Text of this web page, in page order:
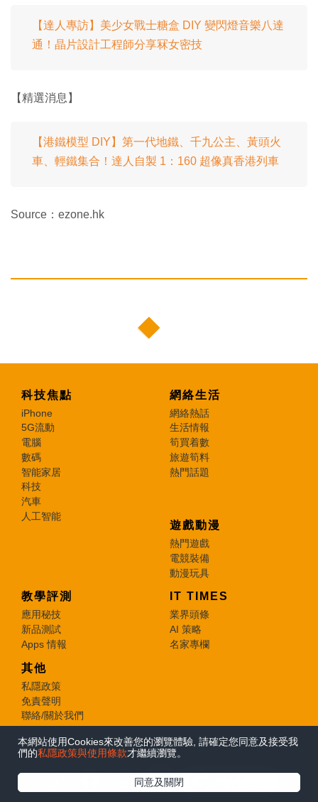
【達人專訪】美少女戰士糖盒 DIY 變閃燈音樂八達
通！晶片設計工程師分享冧女密技
【精選消息】
【港鐵模型 DIY】第一代地鐵、千九公主、黃頭火
車、輕鐵集合！達人自製 1：160 超像真香港列車
Source：ezone.hk
科技焦點
iPhone
5G流動
電腦
數碼
智能家居
科技
汽車
人工智能
網絡生活
網絡熱話
生活情報
筍買着數
旅遊筍料
熱門話題
遊戲動漫
熱門遊戲
電競裝備
動漫玩具
教學評測
應用秘技
新品測試
Apps 情報
IT TIMES
業界頭條
AI 策略
名家專欄
其他
私隱政策
免責聲明
聯絡/關於我們
© 2026 e-zone. All Rights Reserved.
本網站使用Cookies來改善您的瀏覽體驗, 請確定您同意及接受我
們的私隱政策與使用條款才繼續瀏覽。
同意及關閉